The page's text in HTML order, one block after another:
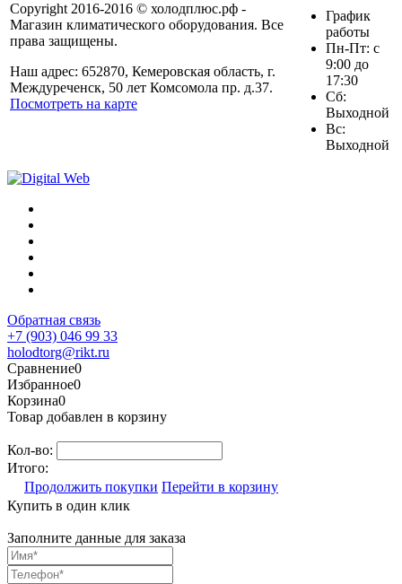
Copyright 2016-2016 © холодплюс.рф -
Магазин климатического оборудования. Все
права защищены.
Наш адрес: 652870, Кемеровская область, г.
Междуреченск, 50 лет Комсомола пр. д.37.
Посмотреть на карте
График
работы
Пн-Пт: с
9:00 до
17:30
Сб:
Выходной
Вс:
Выходной
Обратная связь
+7 (903) 046 99 33
holodtorg@rikt.ru
Сравнение0
Избранное0
Корзина0
Товар добавлен в корзину
Кол-во:
Итого:
Продолжить покупки Перейти в корзину
Купить в один клик
Заполните данные для заказа